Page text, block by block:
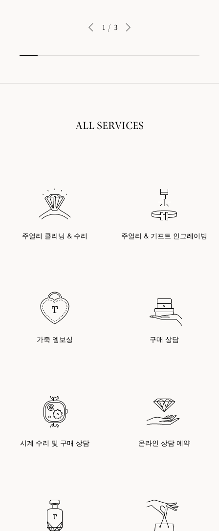
1 / 3
ALL SERVICES
주얼리 클리닝 & 수리 주얼리 & 기프트 인그레이빙
가죽 엠보싱 구매 상담
시계 수리 및 구매 상담 온라인 상담 예약